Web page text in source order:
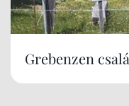
Grebenzen